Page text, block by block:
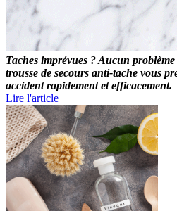
Taches imprévues ? Aucun
trousse de secours anti-tache vous
accident rapidement et efficacement.
Lire l'article